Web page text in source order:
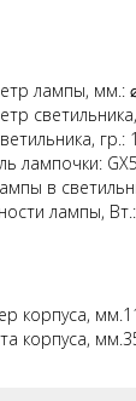
лампы, мм.:
гр.:
лампочки:
в
лампы,
корпуса,
корпуса,